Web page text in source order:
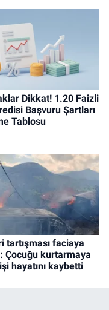
Dikkat! 1.20 Faizli
Başvuru Şartları
Tablosu
tartışması faciaya
Çocuğu kurtarmaya
hayatını kaybetti